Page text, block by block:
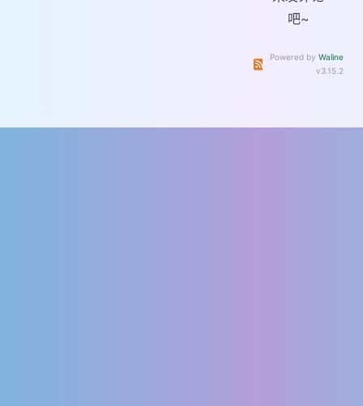
吧~
订阅本文评论
Powered by Waline
v3.15.2